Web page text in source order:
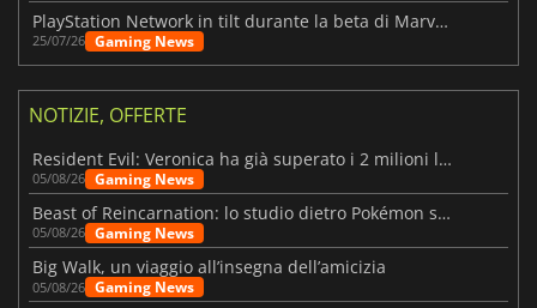
PlayStation Network in tilt durante la beta di Marvel Tōkon
25/07/26 Gaming News
NOTIZIE, OFFERTE
Resident Evil: Veronica ha già superato i 2 milioni liste dei desideri
05/08/26 Gaming News
Beast of Reincarnation: lo studio dietro Pokémon su una nuova strada
05/08/26 Gaming News
Big Walk, un viaggio all’insegna dell’amicizia
05/08/26 Gaming News